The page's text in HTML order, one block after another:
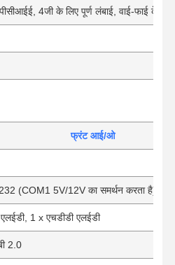
4जी के लिए पूर्ण लंबाई, वाई-फाई के
फ्रंट आई/ओ
(COM1 5V/12V का समर्थन करता है)
1 x एचडीडी एलईडी
2.0